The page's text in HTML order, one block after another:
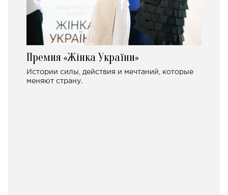
Премия «Жінка України»
Истории силы, действия и мечтаний, которые
меняют страну.